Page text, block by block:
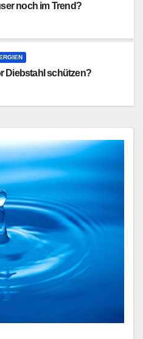
noch im Trend?
Diebstahl schützen?